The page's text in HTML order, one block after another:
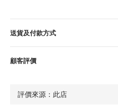
送貨及付款方式
顧客評價